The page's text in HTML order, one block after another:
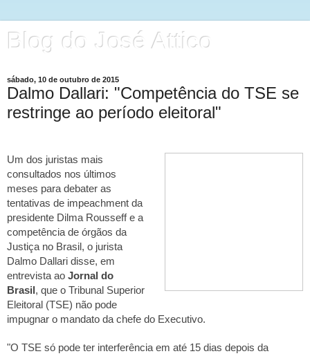
Blog do José Attico
sábado, 10 de outubro de 2015
Dalmo Dallari: "Competência do TSE se
restringe ao período eleitoral"
Um dos juristas mais
consultados nos últimos
meses para debater as
tentativas de impeachment da
presidente Dilma Rousseff e a
competência de órgãos da
Justiça no Brasil, o jurista
Dalmo Dallari disse, em
entrevista ao Jornal do
Brasil , que o Tribunal Superior
Eleitoral (TSE) não pode
impugnar o mandato da chefe do Executivo.
"O TSE só pode ter interferência em até 15 dias depois da